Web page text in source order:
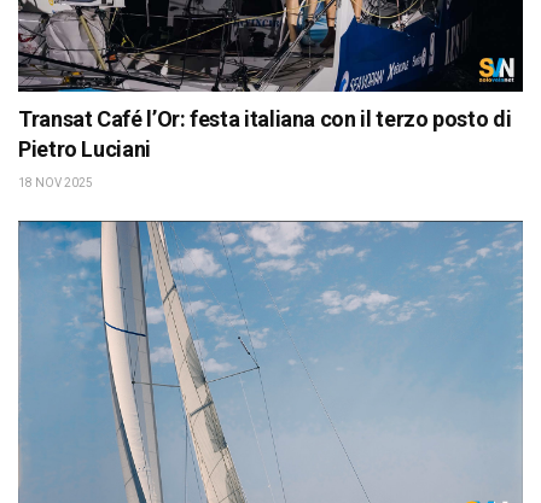
Transat Café l’Or: festa italiana con il terzo posto di
Pietro Luciani
18 NOV 2025